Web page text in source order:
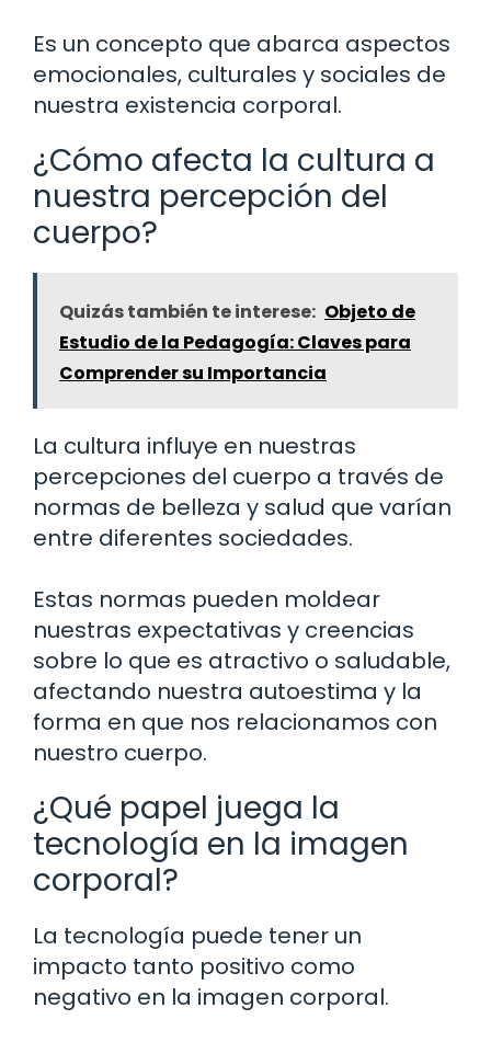
Es un concepto que abarca aspectos
emocionales, culturales y sociales de
nuestra existencia corporal.
¿Cómo afecta la cultura a
nuestra percepción del
cuerpo?
Quizás también te interese: Objeto de
Estudio de la Pedagogía: Claves para
Comprender su Importancia
La cultura influye en nuestras
percepciones del cuerpo a través de
normas de belleza y salud que varían
entre diferentes sociedades.
Estas normas pueden moldear
nuestras expectativas y creencias
sobre lo que es atractivo o saludable,
afectando nuestra autoestima y la
forma en que nos relacionamos con
nuestro cuerpo.
¿Qué papel juega la
tecnología en la imagen
corporal?
La tecnología puede tener un
impacto tanto positivo como
negativo en la imagen corporal.